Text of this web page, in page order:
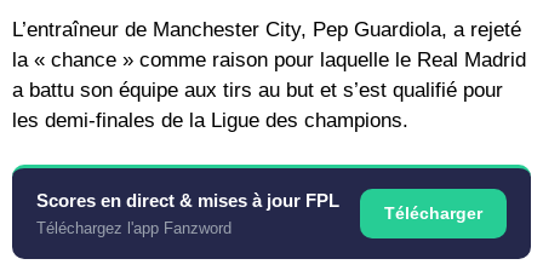
L’entraîneur de Manchester City, Pep Guardiola, a rejeté
la « chance » comme raison pour laquelle le Real Madrid
a battu son équipe aux tirs au but et s’est qualifié pour
les demi-finales de la Ligue des champions.
Scores en direct & mises à jour FPL
Téléchargez l'app Fanzword
Télécharger